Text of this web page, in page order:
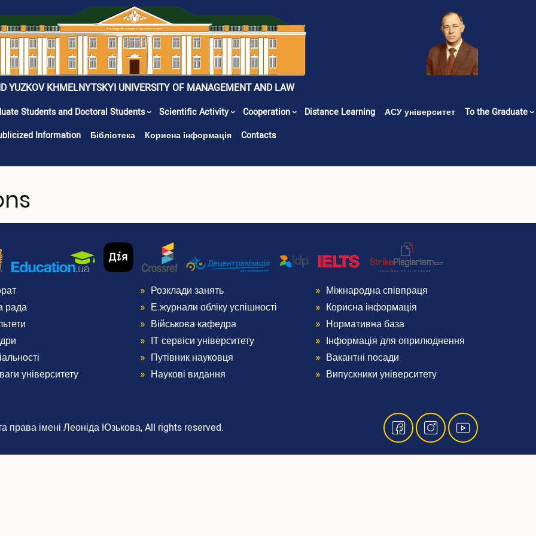
YUZKOV KHMELNYTSKYI UNIVERSITY OF MANAGEMENT AND LAW
Students and Doctoral Students Scientific Activity Cooperation Distance Learning АСУ університет
To the Graduate
Information
Бібліотека Корисна інформація Contacts
рада
університету
Menu
Footer
3
Розклади занять
Е.журнали обліку успішності
Військова кафедра
ІТ сервіси університету
Путівник науковця
Наукові видання
Menu
Footer
4
Міжнародна співпраця
Корисна інформація
Нормативна база
Інформація для оприлюднення
Вакантні посади
Випускники університету
права імені Леоніда Юзькова, All rights reserved.